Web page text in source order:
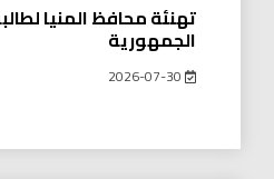
تهنئة محافظ المنيا
الجمهورية